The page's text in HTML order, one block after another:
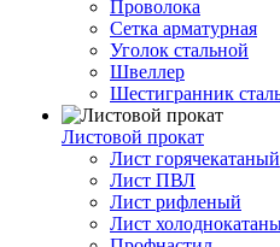
Проволока
Сетка арматурная
Уголок стальной
Швеллер
Шестигранник
Листовой прокат
Лист горячекатаный
Лист ПВЛ
Лист рифленый
Лист